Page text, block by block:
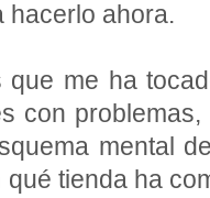
hacerlo ahora.
que me ha
con
mental
tienda ha